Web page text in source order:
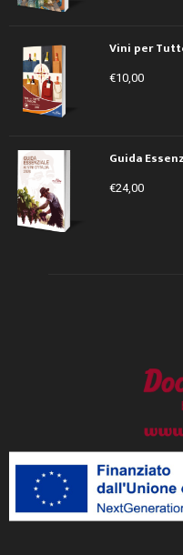
Vini per
€10,00
Guida
€24,00